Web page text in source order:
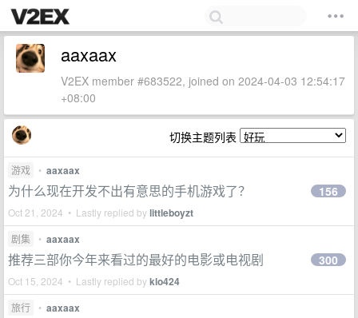
aaxaax
V2EX member #683522, joined on 2024-04-03 12:54:17
+08:00
切换主题列表
游戏 • aaxaax
为什么现在开发不出有意思的手机游戏了？
Oct 21, 2024 • Lastly replied bylittleboyzt
156
剧集 • aaxaax
推荐三部你今年来看过的最好的电影或电视剧
Oct 15, 2024 • Lastly replied byklo424
300
旅行 • aaxaax